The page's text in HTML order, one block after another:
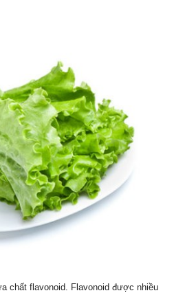
chất flavonoid. Flavonoid được nhiều